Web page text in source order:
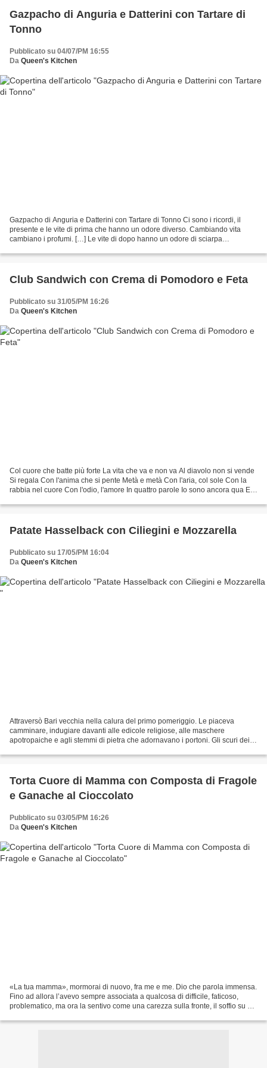
Gazpacho di Anguria e Datterini con Tartare di
Tonno
Pubblicato su 04/07/PM 16:55
Da Queen's Kitchen
Gazpacho di Anguria e Datterini con Tartare di Tonno Ci sono i ricordi, il
presente e le vite di prima che hanno un odore diverso. Cambiando vita
cambiano i profumi. […] Le vite di dopo hanno un odore di sciarpa
Club Sandwich con Crema di Pomodoro e Feta
Pubblicato su 31/05/PM 16:26
Da Queen's Kitchen
Col cuore che batte più forte La vita che va e non va Al diavolo non si vende
Si regala Con l'anima che si pente Metà e metà Con l'aria, col sole Con la
rabbia nel cuore Con l'odio, l'amore In quattro parole Io sono ancora qua Eh,
Patate Hasselback con Ciliegini e Mozzarella
Pubblicato su 17/05/PM 16:04
Da Queen's Kitchen
Attraversò Bari vecchia nella calura del primo pomeriggio. Le piaceva
camminare, indugiare davanti alle edicole religiose, alle maschere
apotropaiche e agli stemmi di pietra che adornavano i portoni. Gli scuri dei
Torta Cuore di Mamma con Composta di Fragole
e Ganache al Cioccolato
Pubblicato su 03/05/PM 16:26
Da Queen's Kitchen
«La tua mamma», mormorai di nuovo, fra me e me. Dio che parola immensa.
Fino ad allora l’avevo sempre associata a qualcosa di difficile, faticoso,
problematico, ma ora la sentivo come una carezza sulla fronte, il soffio su un